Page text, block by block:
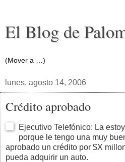
El Blog de
lunes, agosto 14, 2006
Crédito aprobado
Ejecutivo Telefónico: La
porque le tengo una muy
aprobado un crédito por $X
pueda adquirir un auto.